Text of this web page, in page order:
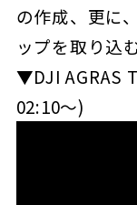
の作成、更に
ップを取り込
▼DJI AGRAS
02:10～)